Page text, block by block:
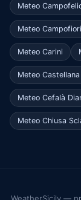
Meteo
Meteo
Meteo Carini
Meteo
Meteo Cefalà
Meteo Chiusa
WeatherSicily —